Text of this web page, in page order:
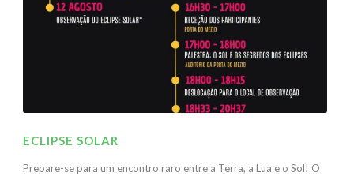
ECLIPSE SOLAR
Prepare-se para um encontro raro entre a Terra, a Lua e o Sol! O